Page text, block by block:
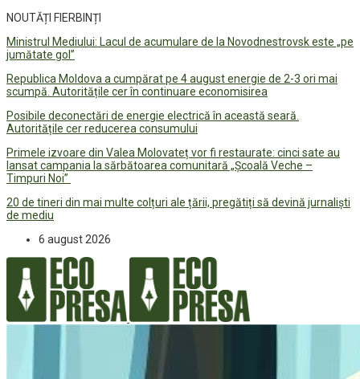
NOUTĂȚI FIERBINȚI
Ministrul Mediului: Lacul de acumulare de la Novodnestrovsk este „pe
jumătate gol”
Republica Moldova a cumpărat pe 4 august energie de 2-3 ori mai
scumpă. Autoritățile cer în continuare economisirea
Posibile deconectări de energie electrică în această seară.
Autoritățile cer reducerea consumului
Primele izvoare din Valea Molovateț vor fi restaurate: cinci sate au
lansat campania la sărbătoarea comunitară „Școală Veche –
Timpuri Noi”
20 de tineri din mai multe colțuri ale țării, pregătiți să devină jurnaliști
de mediu
6 august 2026